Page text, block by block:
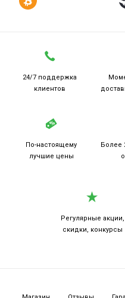
24/7 поддержка
клиентов
По-настоящему
лучшие цены
Более
Регулярные акции,
скидки, конкурсы